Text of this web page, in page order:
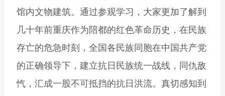
馆内文物建筑。通过参观学习，大家更加了解到
几十年前重庆作为陪都的红色革命历史，在民族
存亡的危急时刻，全国各民族同胞在中国共产党
的正确领导下，建立抗日民族统一战线，同仇敌
忾，汇成一股不可抵挡的抗日洪流。真切感知到